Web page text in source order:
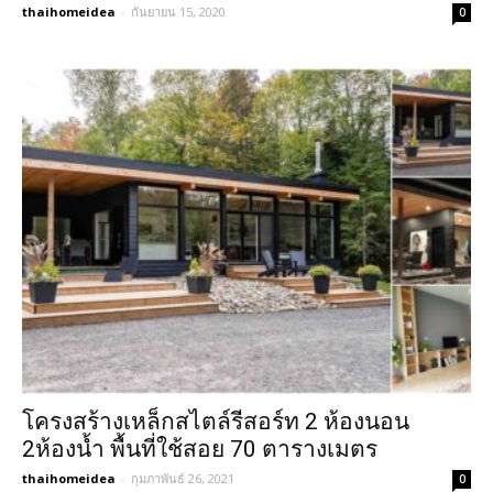
thaihomeidea - กันยายน 15, 2020 0
โครงสร้างเหล็กสไตล์รีสอร์ท 2 ห้องนอน
2ห้องน้ำ พื้นที่ใช้สอย 70 ตารางเมตร
thaihomeidea - กุมภาพันธ์ 26, 2021 0